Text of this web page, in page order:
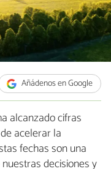
Añádenos en Google
alcanzado cifras
acelerar la
fechas son una
decisiones y